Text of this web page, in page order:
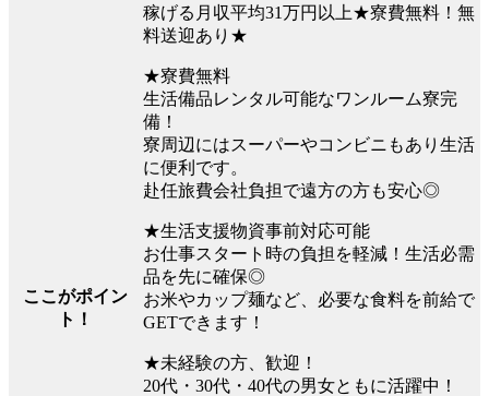
ここがポイン
ト！
稼げる月収平均31万円以上★寮費無料！無
料送迎あり★
★寮費無料
生活備品レンタル可能なワンルーム寮完
備！
寮周辺にはスーパーやコンビニもあり生活
に便利です。
赴任旅費会社負担で遠方の方も安心◎
★生活支援物資事前対応可能
お仕事スタート時の負担を軽減！生活必需
品を先に確保◎
お米やカップ麺など、必要な食料を前給で
GETできます！
★未経験の方、歓迎！
20代・30代・40代の男女ともに活躍中！